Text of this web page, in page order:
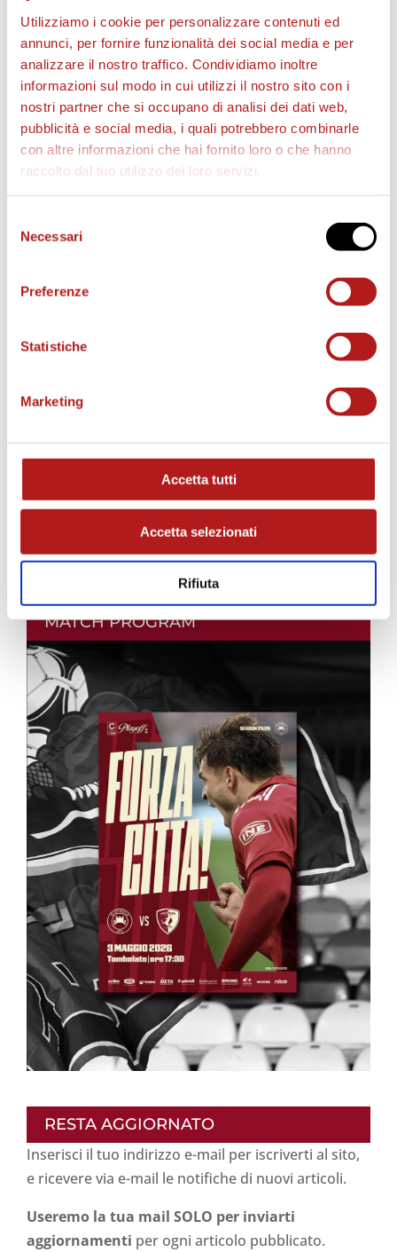
Utilizziamo i cookie per personalizzare contenuti ed
annunci, per fornire funzionalità dei social media e per
analizzare il nostro traffico. Condividiamo inoltre
informazioni sul modo in cui utilizzi il nostro sito con i
nostri partner che si occupano di analisi dei dati web,
pubblicità e social media, i quali potrebbero combinarle
con altre informazioni che hai fornito loro o che hanno
raccolto dal tuo utilizzo dei loro servizi.
delNecessari
Preferenze
Statistiche
Marketing
Accetta tutti
Accetta selezionati
Rifiuta
BIGLIETTI
MATCH PROGRAM
RESTA AGGIORNATO
Inserisci il tuo indirizzo e-mail per iscriverti al sito,
e ricevere via e-mail le notifiche di nuovi articoli.
Useremo la tua mail SOLO per inviarti
aggiornamenti per ogni articolo pubblicato.